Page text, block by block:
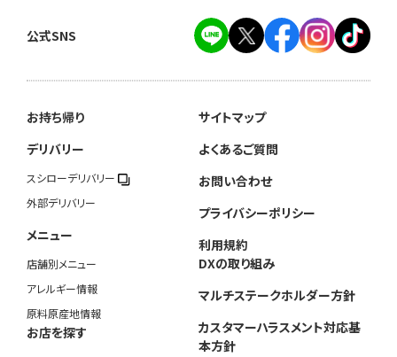
公式SNS
お持ち帰り
デリバリー
スシローデリバリー
外部デリバリー
メニュー
店舗別メニュー
アレルギー情報
原料原産地情報
お店を探す
サイトマップ
よくあるご質問
お問い合わせ
プライバシーポリシー
利用規約
DXの取り組み
マルチステークホルダー方針
カスタマーハラスメント対応基
本方針